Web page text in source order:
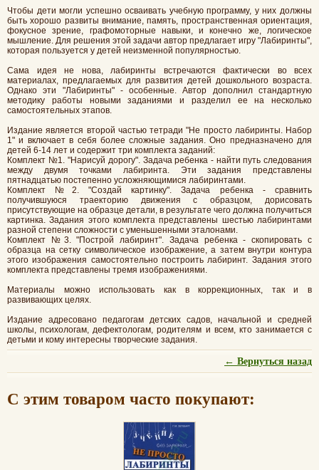
Чтобы дети могли успешно осваивать учебную программу, у них должны
быть хорошо развиты внимание, память, пространственная ориентация,
фокусное зрение, графомоторные навыки, и конечно же, логическое
мышление. Для решения этой задачи автор предлагает игру "Лабиринты",
которая пользуется у детей неизменной популярностью.
Сама идея не нова, лабиринты встречаются фактически во всех
материалах, предлагаемых для развития детей дошкольного возраста.
Однако эти "Лабиринты" - особенные. Автор дополнил стандартную
методику работы новыми заданиями и разделил ее на несколько
самостоятельных этапов.
Издание является второй частью тетради "Не просто лабиринты. Набор
1" и включает в себя более сложные задания. Оно предназначено для
детей 6-14 лет и содержит три комплекта заданий:
Комплект №1. "Нарисуй дорогу". Задача ребенка - найти путь следования
между двумя точками лабиринта. Эти задания представлены
пятнадцатью постепенно усложняющимися лабиринтами.
Комплект №2. "Создай картинку". Задача ребенка - сравнить
получившуюся траекторию движения с образцом, дорисовать
присутствующие на образце детали, в результате чего должна получиться
картинка. Задания этого комплекта представлены шестью лабиринтами
разной степени сложности с уменьшенными эталонами.
Комплект №3. "Построй лабиринт". Задача ребенка - скопировать с
образца на сетку символическое изображение, а затем внутри контура
этого изображения самостоятельно построить лабиринт. Задания этого
комплекта представлены тремя изображениями.
Материалы можно использовать как в коррекционных, так и в
развивающих целях.
Издание адресовано педагогам детских садов, начальной и средней
школы, психологам, дефектологам, родителям и всем, кто занимается с
детьми и кому интересны творческие задания.
← Вернуться назад
С этим товаром часто покупают: